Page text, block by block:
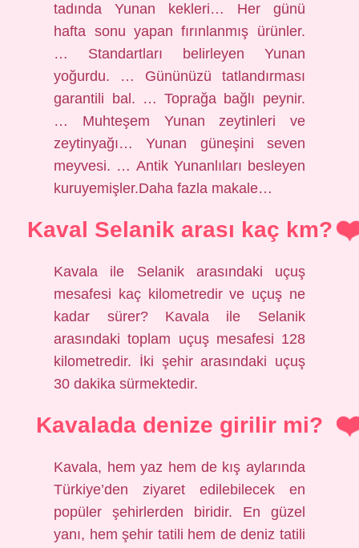
tadında Yunan kekleri… Her günü
hafta sonu yapan fırınlanmış ürünler.
… Standartları belirleyen Yunan
yoğurdu. … Gününüzü tatlandırması
garantili bal. … Toprağa bağlı peynir.
… Muhteşem Yunan zeytinleri ve
zeytinyağı… Yunan güneşini seven
meyvesi. … Antik Yunanlıları besleyen
kuruyemişler.Daha fazla makale…
Kaval Selanik arası kaç km?
Kavala ile Selanik arasındaki uçuş
mesafesi kaç kilometredir ve uçuş ne
kadar sürer? Kavala ile Selanik
arasındaki toplam uçuş mesafesi 128
kilometredir. İki şehir arasındaki uçuş
30 dakika sürmektedir.
Kavalada denize girilir mi?
Kavala, hem yaz hem de kış aylarında
Türkiye’den ziyaret edilebilecek en
popüler şehirlerden biridir. En güzel
yanı, hem şehir tatili hem de deniz tatili